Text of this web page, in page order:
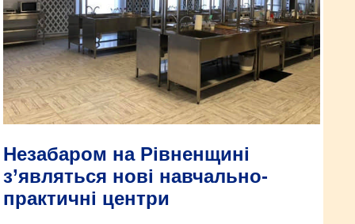
Незабаром на Рівненщині
з’являться нові навчально-
практичні центри